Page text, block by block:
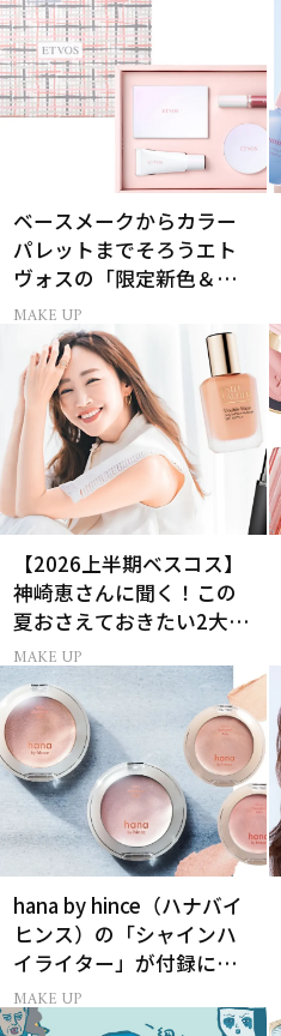
ベースメークからカラー
パレットまでそろうエト
ヴォスの「限定新色＆復
刻カラー」コフレ
MAKE UP
【2026上半期ベスコス】
神崎恵さんに聞く！この
夏おさえておきたい2大メ
イクトレンド
MAKE UP
hana by hince（ハナバイ
ヒンス）の「シャインハ
イライター」が付録に！
美ST2026年9月号付録情
報
MAKE UP